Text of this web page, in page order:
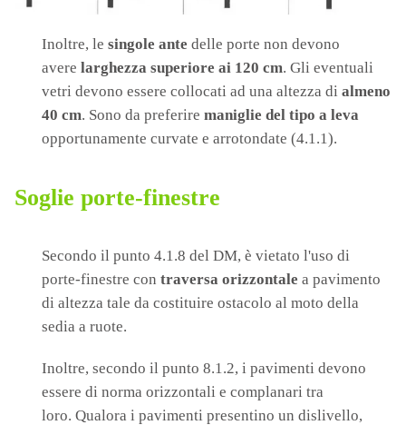
Inoltre, le singole ante delle porte non devono
avere larghezza superiore ai 120 cm. Gli eventuali
vetri devono essere collocati ad una altezza di almeno
40 cm. Sono da preferire maniglie del tipo a leva
opportunamente curvate e arrotondate (4.1.1).
Soglie porte-finestre
Secondo il punto 4.1.8 del DM, è vietato l'uso di
porte-finestre con traversa orizzontale a pavimento
di altezza tale da costituire ostacolo al moto della
sedia a ruote.
Inoltre, secondo il punto 8.1.2, i pavimenti devono
essere di norma orizzontali e complanari tra
loro. Qualora i pavimenti presentino un dislivello,